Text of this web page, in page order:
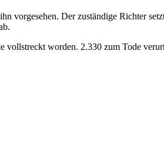
vorgesehen. Der zuständige Richter
worden. 2.330 zum Tode